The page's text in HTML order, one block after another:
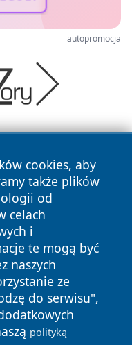
autopromocja
cookies, aby
także plików
od
celach
i
te mogą być
naszych
ze
do serwisu",
polityką
prawa
Polityka
Cookies